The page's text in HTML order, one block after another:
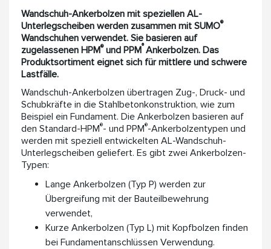
Wandschuh-Ankerbolzen mit speziellen AL-
Unterlegscheiben werden zusammen mit SUMO®
Wandschuhen verwendet. Sie basieren auf
zugelassenen HPM®und PPM® Ankerbolzen. Das
Produktsortiment eignet sich für mittlere und schwere
Lastfälle.
Wandschuh-Ankerbolzen übertragen Zug-, Druck- und
Schubkräfte in die Stahlbetonkonstruktion, wie zum
Beispiel ein Fundament. Die Ankerbolzen basieren auf
den Standard-HPM®- und PPM®-Ankerbolzentypen und
werden mit speziell entwickelten AL-Wandschuh-
Unterlegscheiben geliefert. Es gibt zwei Ankerbolzen-
Typen:
Lange Ankerbolzen (Typ P) werden zur
Übergreifung mit der Bauteilbewehrung
verwendet,
Kurze Ankerbolzen (Typ L) mit Kopfbolzen finden
bei Fundamentanschlüssen Verwendung.